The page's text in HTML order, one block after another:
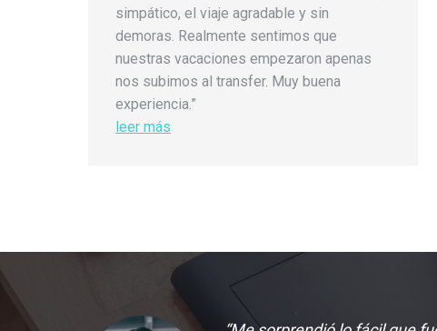
simpático, el viaje agradable y sin
demoras. Realmente sentimos que
nuestras vacaciones empezaron apenas
nos subimos al transfer. Muy buena
experiencia.”
leer más